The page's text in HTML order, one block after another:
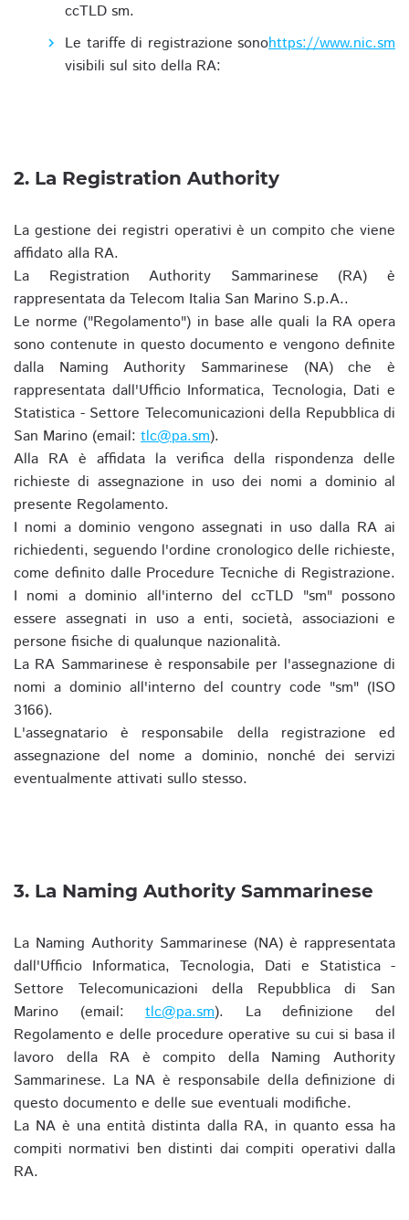
ccTLD sm.
Le tariffe di registrazione sono
visibili sul sito della RA:
https://www.nic.sm
2. La Registration Authority
La gestione dei registri operativi è un compito che viene
affidato alla RA.
La Registration Authority Sammarinese (RA) è
rappresentata da Telecom Italia San Marino S.p.A..
Le norme ("Regolamento") in base alle quali la RA opera
sono contenute in questo documento e vengono definite
dalla Naming Authority Sammarinese (NA) che è
rappresentata dall'Ufficio Informatica, Tecnologia, Dati e
Statistica - Settore Telecomunicazioni della Repubblica di
San Marino (email: tlc@pa.sm).
Alla RA è affidata la verifica della rispondenza delle
richieste di assegnazione in uso dei nomi a dominio al
presente Regolamento.
I nomi a dominio vengono assegnati in uso dalla RA ai
richiedenti, seguendo l'ordine cronologico delle richieste,
come definito dalle Procedure Tecniche di Registrazione.
I nomi a dominio all'interno del ccTLD "sm" possono
essere assegnati in uso a enti, società, associazioni e
persone fisiche di qualunque nazionalità.
La RA Sammarinese è responsabile per l'assegnazione di
nomi a dominio all'interno del country code "sm" (ISO
3166).
L'assegnatario è responsabile della registrazione ed
assegnazione del nome a dominio, nonché dei servizi
eventualmente attivati sullo stesso.
3. La Naming Authority Sammarinese
La Naming Authority Sammarinese (NA) è rappresentata
dall'Ufficio Informatica, Tecnologia, Dati e Statistica -
Settore Telecomunicazioni della Repubblica di San
Marino (email:tlc@pa.sm). La definizione del
Regolamento e delle procedure operative su cui si basa il
lavoro della RA è compito della Naming Authority
Sammarinese. La NA è responsabile della definizione di
questo documento e delle sue eventuali modifiche.
La NA è una entità distinta dalla RA, in quanto essa ha
compiti normativi ben distinti dai compiti operativi dalla
RA.